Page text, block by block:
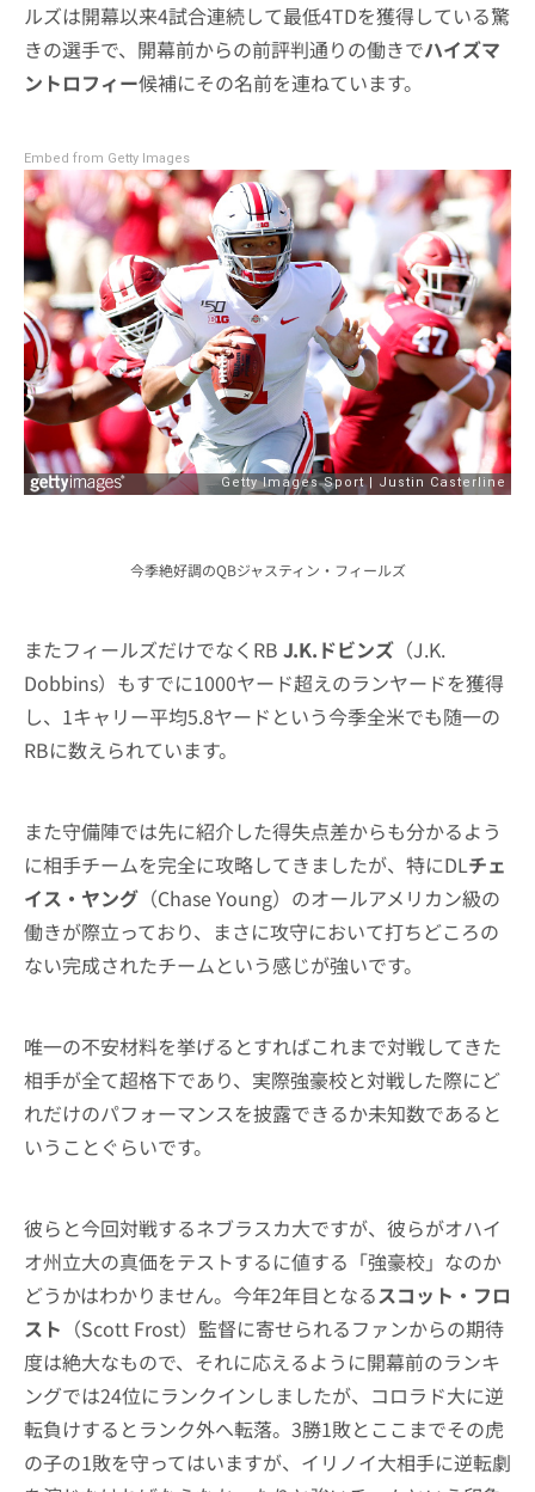
ルズは開幕以来4試合連続して最低4TDを獲得している驚
きの選手で、開幕前からの前評判通りの働きでハイズマ
ントロフィー候補にその名前を連ねています。
Embed from Getty Images
今季絶好調のQBジャスティン・フィールズ
またフィールズだけでなくRB J.K.ドビンズ （J.K.
Dobbins）もすでに1000ヤード超えのランヤードを獲得
し、1キャリー平均5.8ヤードという今季全米でも随一の
RBに数えられています。
また守備陣では先に紹介した得失点差からも分かるよう
に相手チームを完全に攻略してきましたが、特にDLチェ
イス・ヤング （Chase Young）のオールアメリカン級の
働きが際立っており、まさに攻守において打ちどころの
ない完成されたチームという感じが強いです。
唯一の不安材料を挙げるとすればこれまで対戦してきた
相手が全て超格下であり、実際強豪校と対戦した際にど
れだけのパフォーマンスを披露できるか未知数であると
いうことぐらいです。
彼らと今回対戦するネブラスカ大ですが、彼らがオハイ
オ州立大の真価をテストするに値する「強豪校」なのか
どうかはわかりません。今年2年目となるスコット・フロ
スト （Scott Frost）監督に寄せられるファンからの期待
度は絶大なもので、それに応えるように開幕前のランキ
ングでは24位にランクインしましたが、コロラド大に逆
転負けするとランク外へ転落。3勝1敗とここまでその虎
の子の1敗を守ってはいますが、イリノイ大相手に逆転劇